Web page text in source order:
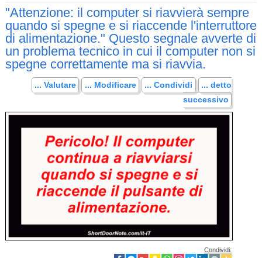
"Attenzione: il computer si riavvierà sempre
quando si spegne e si riaccende l'interruttore
di alimentazione." Questo segnale avverte di
un problema tecnico in cui il computer non si
spegne correttamente ma si riavvia.
... Valutare ... Modificare ... Condividi
... detto
successivo
Condividi: